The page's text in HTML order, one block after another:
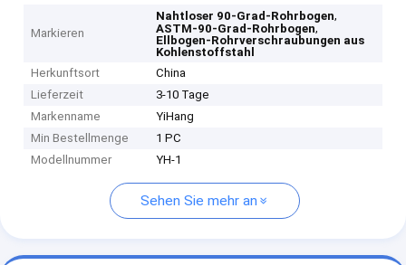
Markieren
Nahtloser 90-Grad-Rohrbogen,
ASTM-90-Grad-Rohrbogen,
Ellbogen-Rohrverschraubungen aus
Kohlenstoffstahl
Herkunftsort
China
Lieferzeit
3-10 Tage
Markenname
YiHang
Min Bestellmenge
1 PC
Modellnummer
YH-1
Sehen Sie mehr an